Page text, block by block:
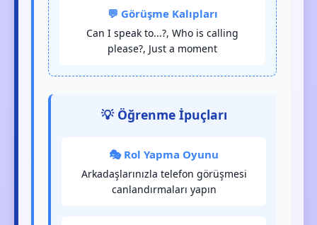
💬 Görüşme Kalıpları
Can I speak to...?, Who is calling
please?, Just a moment
💡 Öğrenme İpuçları
🎭 Rol Yapma Oyunu
Arkadaşlarınızla telefon görüşmesi
canlandırmaları yapın